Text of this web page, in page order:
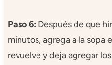
Paso 6: Después de que
minutos, agrega a la sopa
revuelve y deja agregar